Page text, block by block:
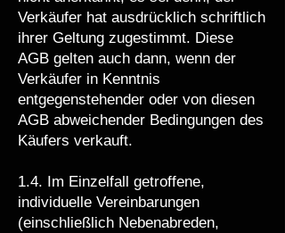
Verkäufer hat ausdrücklich schriftlich
ihrer Geltung zugestimmt. Diese
AGB gelten auch dann, wenn der
Verkäufer in Kenntnis
entgegenstehender oder von diesen
AGB abweichender Bedingungen des
Käufers verkauft.
1.4. Im Einzelfall getroffene,
individuelle Vereinbarungen
(einschließlich Nebenabreden,